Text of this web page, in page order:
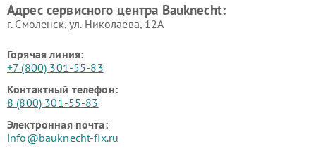
Адрес сервисного центра Bauknecht:
г. Смоленск, ул. Николаева, 12А
Горячая линия:
+7 (800) 301-55-83
Контактный телефон:
8 (800) 301-55-83
Электронная почта:
info@bauknecht-fix.ru